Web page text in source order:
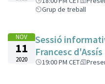
Grup de treball
NOV
11
2020
Sessió
Francesc d'Assís
19:00 PM CET